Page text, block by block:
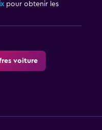
pour obtenir les
voiture